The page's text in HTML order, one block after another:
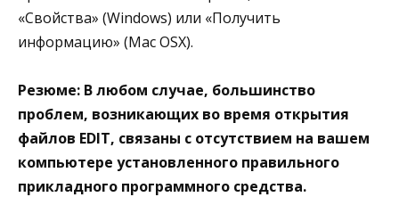
«Свойства» (Windows) или «Получить
информацию» (Mac OSX).
Резюме: В любом случае, большинство
проблем, возникающих во время открытия
файлов EDIT, связаны с отсутствием на вашем
компьютере установленного правильного
прикладного программного средства.